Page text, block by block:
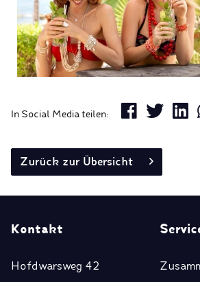
In Social Media teilen:
Zurück zur Übersicht
Kontakt
Hofdwarsweg 42